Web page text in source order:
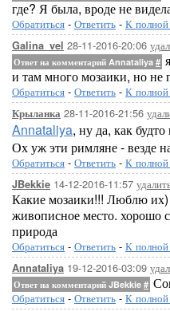
где? Я была, вроде не
Обратиться - Ответить - К полной
Galina_vel 28-11-2016-20:06
Ответ на комментарий Annataliya #
и там много мозаики, но
Обратиться - Ответить - К полной
Крыланка 28-11-2016-21:56
Annataliya, ну да, как
Ох уж эти римляне - везде
Обратиться - Ответить - К полной
JBekkie 14-12-2016-11:57
Какие мозаики!!! Люблю их)
живописное место. хорошо
природа
Обратиться - Ответить - К полной
Annataliya 19-12-2016-03:09
Ответ на комментарий JBekkie #
Обратиться - Ответить - К полной